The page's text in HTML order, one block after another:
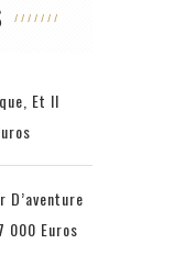
Et Il
D’aventure
000 Euros